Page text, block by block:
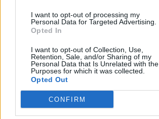
I want to opt-out of processing my
Personal Data for Targeted Advertising.
Opted In
I want to opt-out of Collection, Use,
Retention, Sale, and/or Sharing of my
Personal Data that Is Unrelated with the
Purposes for which it was collected.
Opted Out
CONFIRM
MUSICA
Diodato dopo Sanremo vince
10/05/2020
Sorpresa a Elena Sofia Ricci: al
party un "David" in carne e ossa